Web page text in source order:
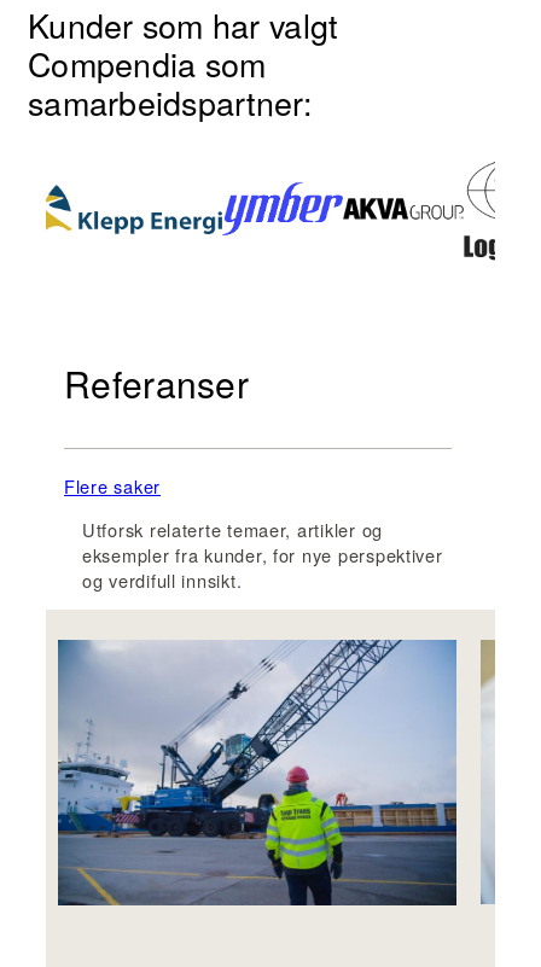
Kunder som har valgt
Compendia som
samarbeidspartner:
Referanser
Flere saker
Utforsk relaterte temaer, artikler og
eksempler fra kunder, for nye perspektiver
og verdifull innsikt.